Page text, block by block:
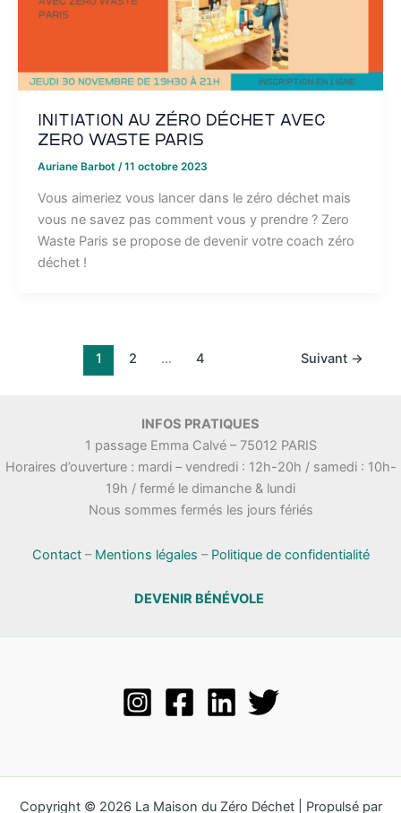
Initiation au zéro déchet avec
Zero Waste Paris
Auriane Barbot /11 octobre 2023
Vous aimeriez vous lancer dans le zéro déchet mais
vous ne savez pas comment vous y prendre ? Zero
Waste Paris se propose de devenir votre coach zéro
déchet !
1 2 … 4 Suivant →
INFOS PRATIQUES
1 passage Emma Calvé – 75012 PARIS
Horaires d’ouverture : mardi – vendredi : 12h-20h / samedi : 10h-
19h / fermé le dimanche & lundi
Nous sommes fermés les jours fériés
Contact– Mentions légales – Politique de confidentialité
DEVENIR BÉNÉVOLE
Copyright © 2026 La Maison du Zéro Déchet | Propulsé par